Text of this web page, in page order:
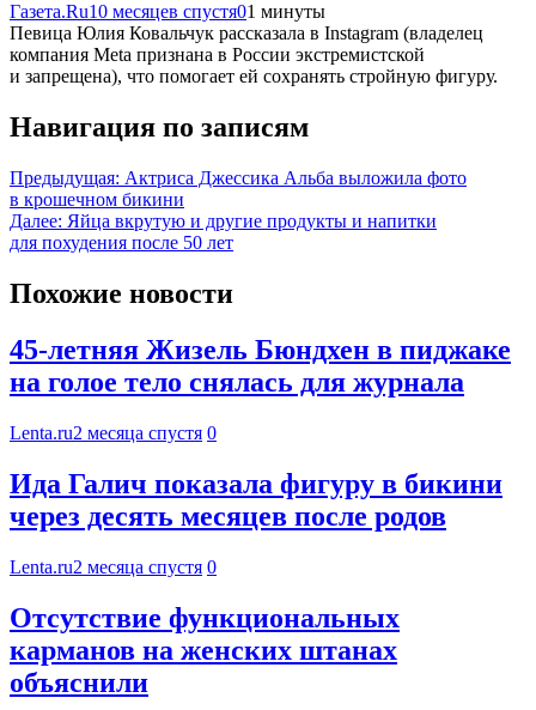
Газета.Ru10 месяцев спустя01 минуты
Певица Юлия Ковальчук рассказала в Instagram (владелец
компания Meta признана в России экстремистской
и запрещена), что помогает ей сохранять стройную фигуру.
Навигация по записям
Предыдущая: Актриса Джессика Альба выложила фото
в крошечном бикини
Далее: Яйца вкрутую и другие продукты и напитки
для похудения после 50 лет
Похожие новости
45-летняя Жизель Бюндхен в пиджаке
на голое тело снялась для журнала
Lenta.ru2 месяца спустя 0
Ида Галич показала фигуру в бикини
через десять месяцев после родов
Lenta.ru2 месяца спустя 0
Отсутствие функциональных
карманов на женских штанах
объяснили